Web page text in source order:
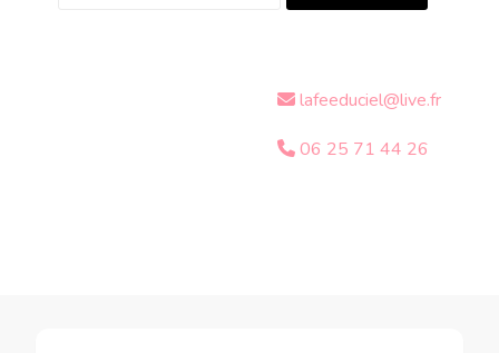
lafeeduciel@live.fr
06 25 71 44 26